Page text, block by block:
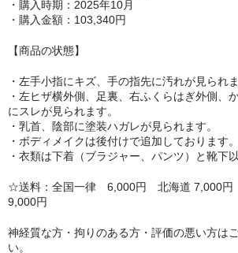
110cm～130cm
155cm～160cm
170cm以上
ヘッド
トルソー
下半身ドール
・購入時期：2025年10月
・購入金額：103,340円
【商品の状態】
・左手小指にキズ、手の指先に汚れが見られま
・左ヒザ横外側、足裏、右ふくらはぎ外側、
にスレが見られます。
・乳首、陰部に塗装ハガレが見られます。
・ボディメイクは後付けで追加しております。
・衣類は下着（ブラジャー、パンツ）と靴下
☆送料：全国一律 6,000円 北海道 7,000円
9,000円
神経質な方・拘りのある方・評価の悪い方は
い。